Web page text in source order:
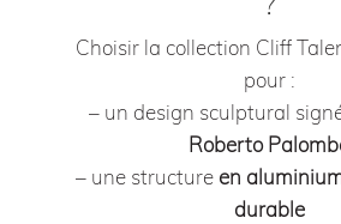
Choisir la collection Cliff
pour :
– un design sculptural
Roberto
– une structure en
durable